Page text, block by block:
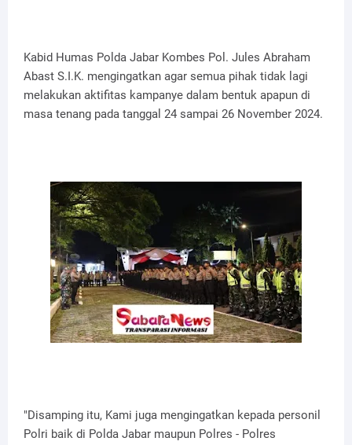
Kabid Humas Polda Jabar Kombes Pol. Jules Abraham
Abast S.I.K. mengingatkan agar semua pihak tidak lagi
melakukan aktifitas kampanye dalam bentuk apapun di
masa tenang pada tanggal 24 sampai 26 November 2024.
"Disamping itu, Kami juga mengingatkan kepada personil
Polri baik di Polda Jabar maupun Polres - Polres